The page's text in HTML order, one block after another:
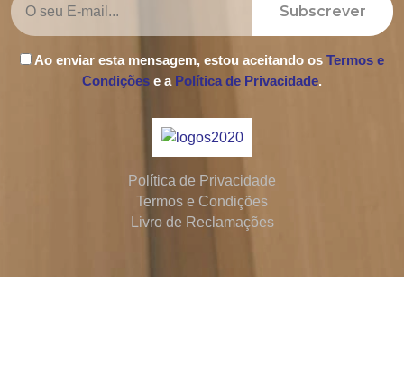
Subscrever
Ao enviar esta mensagem, estou aceitando os Termos e
Condições e a Política de Privacidade.
Política de Privacidade
Termos e Condições
Livro de Reclamações